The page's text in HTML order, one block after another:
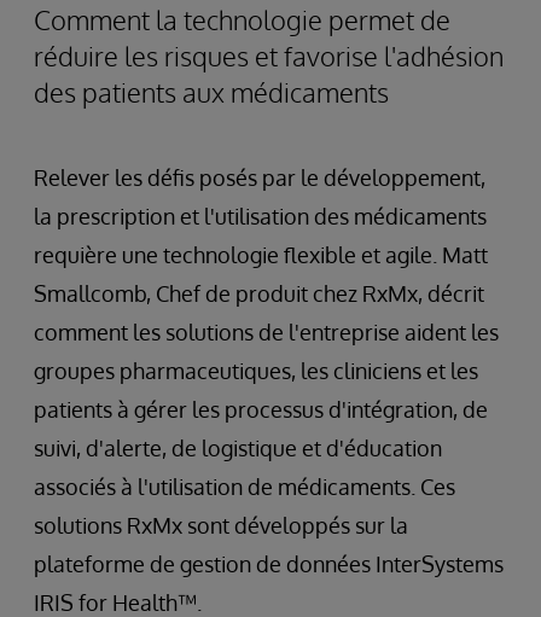
Comment la technologie permet de
réduire les risques et favorise l'adhésion
des patients aux médicaments
Relever les défis posés par le développement,
la prescription et l'utilisation des médicaments
requière une technologie flexible et agile. Matt
Smallcomb, Chef de produit chez RxMx, décrit
comment les solutions de l'entreprise aident les
groupes pharmaceutiques, les cliniciens et les
patients à gérer les processus d'intégration, de
suivi, d'alerte, de logistique et d'éducation
associés à l'utilisation de médicaments. Ces
solutions RxMx sont développés sur la
plateforme de gestion de données InterSystems
IRIS for Health™.